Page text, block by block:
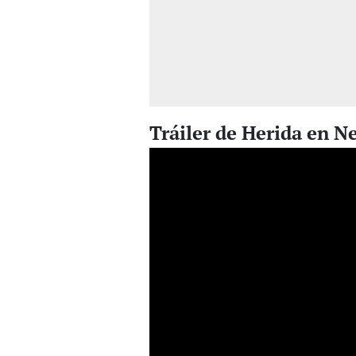
Tráiler de Herida en